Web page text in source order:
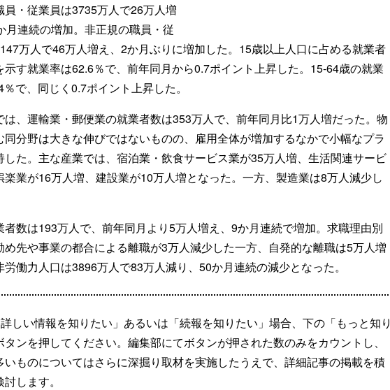
員・従業員は3735万人で26万人増
月連続の増加。非正規の職員・従
万人で46万人増え、2か月ぶりに増加した。15歳以上人口に占める就業者
示す就業率は62.6％で、前年同月から0.7ポイント上昇した。15-64歳の就業
で、同じく0.7ポイント上昇した。
は、運輸業・郵便業の就業者数は353万人で、前年同月比1万人増だった。物
同分野は大きな伸びではないものの、雇用全体が増加するなかで小幅なプラ
した。主な産業では、宿泊業・飲食サービス業が35万人増、生活関連サービ
楽業が16万人増、建設業が10万人増となった。一方、製造業は8万人減少し
者数は193万人で、前年同月より5万人増え、9か月連続で増加。求職理由別
め先や事業の都合による離職が3万人減少した一方、自発的な離職は5万人増
労働力人口は3896万人で83万人減り、50か月連続の減少となった。
しい情報を知りたい」あるいは「続報を知りたい」場合、下の「もっと知り
タンを押してください。編集部にてボタンが押された数のみをカウントし、
いものについてはさらに深掘り取材を実施したうえで、詳細記事の掲載を積
します。